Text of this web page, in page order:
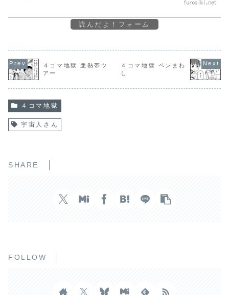
読んだよ！フォーム
４コマ地獄 亜熱帯ツ
アー
４コマ地獄 ペンまわ
し
４コマ地獄
宇宙人さん
SHARE
FOLLOW